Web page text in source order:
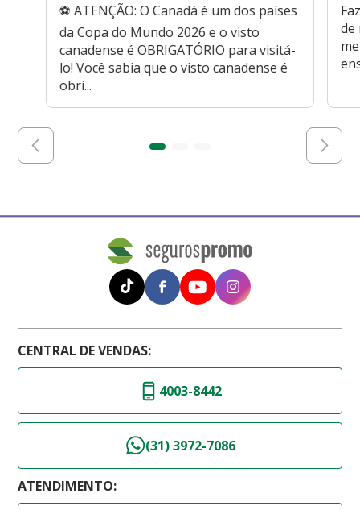
⚽ ATENÇÃO: O Canadá é um dos países
da Copa do Mundo 2026 e o visto
canadense é OBRIGATÓRIO para visitá-
lo! Você sabia que o visto canadense é
obri...
de
CENTRAL DE VENDAS:
4003-8442
(31) 3972-7086
ATENDIMENTO: